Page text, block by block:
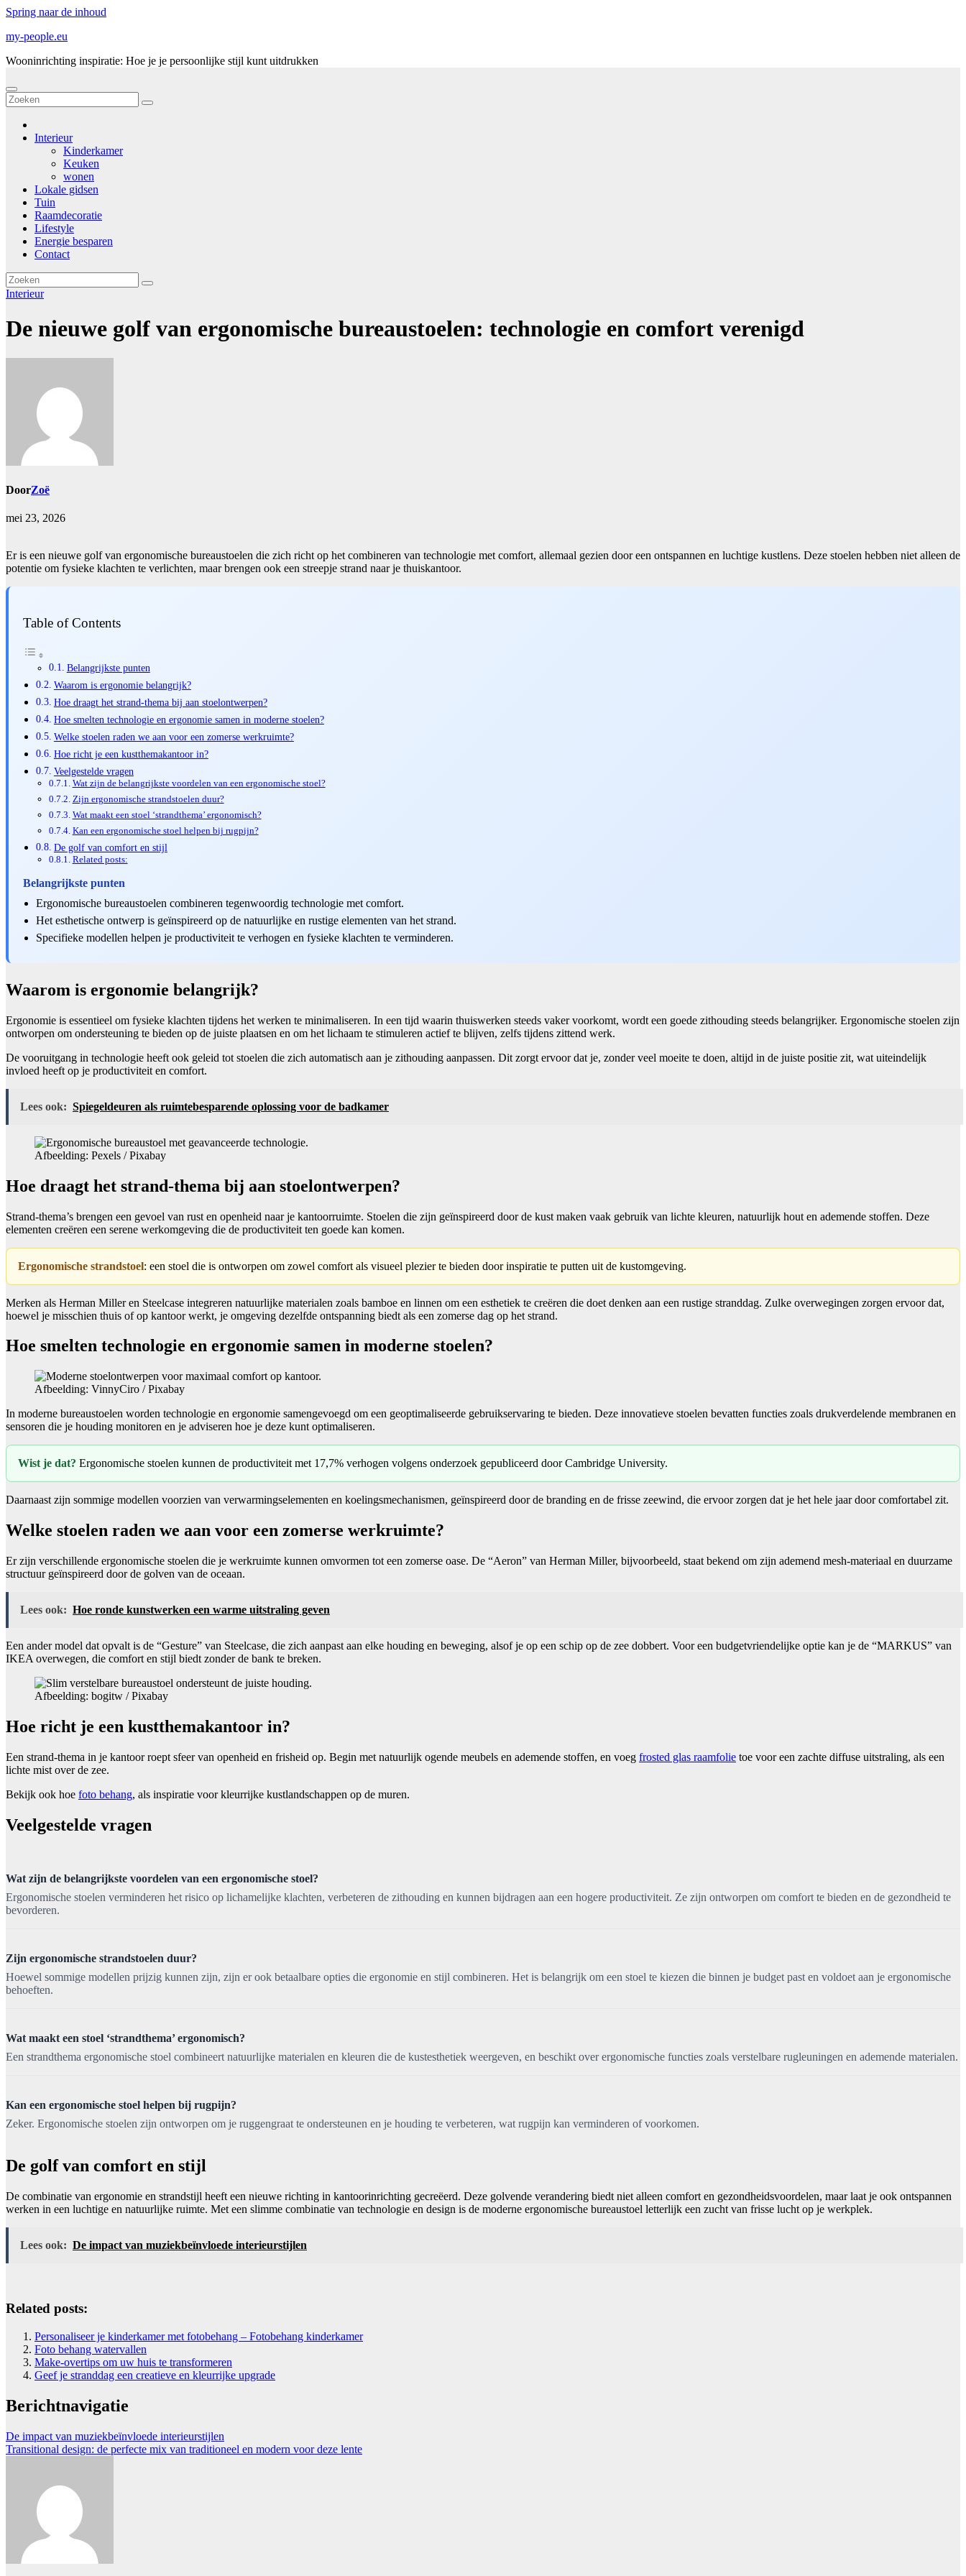
Spring naar de inhoud
my-people.eu
Wooninrichting inspiratie: Hoe je je persoonlijke stijl kunt uitdrukken
Interieur
Kinderkamer
Keuken
wonen
Lokale gidsen
Tuin
Raamdecoratie
Lifestyle
Energie besparen
Contact
Interieur
De nieuwe golf van ergonomische bureaustoelen: technologie en comfort verenigd
DoorZoë
mei 23, 2026
Er is een nieuwe golf van ergonomische bureaustoelen die zich richt op het combineren van technologie met comfort, allemaal gezien door een ontspannen en luchtige kustlens. Deze stoelen hebben niet alleen de
potentie om fysieke klachten te verlichten, maar brengen ook een streepje strand naar je thuiskantoor.
Table of Contents
Belangrijkste punten
Waarom is ergonomie belangrijk?
Hoe draagt het strand-thema bij aan stoelontwerpen?
Hoe smelten technologie en ergonomie samen in moderne stoelen?
Welke stoelen raden we aan voor een zomerse werkruimte?
Hoe richt je een kustthemakantoor in?
Veelgestelde vragen
Wat zijn de belangrijkste voordelen van een ergonomische stoel?
Zijn ergonomische strandstoelen duur?
Wat maakt een stoel ‘strandthema’ ergonomisch?
Kan een ergonomische stoel helpen bij rugpijn?
De golf van comfort en stijl
Related posts:
Belangrijkste punten
Ergonomische bureaustoelen combineren tegenwoordig technologie met comfort.
Het esthetische ontwerp is geïnspireerd op de natuurlijke en rustige elementen van het strand.
Specifieke modellen helpen je productiviteit te verhogen en fysieke klachten te verminderen.
Waarom is ergonomie belangrijk?
Ergonomie is essentieel om fysieke klachten tijdens het werken te minimaliseren. In een tijd waarin thuiswerken steeds vaker voorkomt, wordt een goede zithouding steeds belangrijker. Ergonomische stoelen zijn
ontworpen om ondersteuning te bieden op de juiste plaatsen en om het lichaam te stimuleren actief te blijven, zelfs tijdens zittend werk.
De vooruitgang in technologie heeft ook geleid tot stoelen die zich automatisch aan je zithouding aanpassen. Dit zorgt ervoor dat je, zonder veel moeite te doen, altijd in de juiste positie zit, wat uiteindelijk
invloed heeft op je productiviteit en comfort.
Lees ook: Spiegeldeuren als ruimtebesparende oplossing voor de badkamer
Afbeelding: Pexels / Pixabay
Hoe draagt het strand-thema bij aan stoelontwerpen?
Strand-thema’s brengen een gevoel van rust en openheid naar je kantoorruimte. Stoelen die zijn geïnspireerd door de kust maken vaak gebruik van lichte kleuren, natuurlijk hout en ademende stoffen. Deze
elementen creëren een serene werkomgeving die de productiviteit ten goede kan komen.
Ergonomische strandstoel: een stoel die is ontworpen om zowel comfort als visueel plezier te bieden door inspiratie te putten uit de kustomgeving.
Merken als Herman Miller en Steelcase integreren natuurlijke materialen zoals bamboe en linnen om een esthetiek te creëren die doet denken aan een rustige stranddag. Zulke overwegingen zorgen ervoor dat,
hoewel je misschien thuis of op kantoor werkt, je omgeving dezelfde ontspanning biedt als een zomerse dag op het strand.
Hoe smelten technologie en ergonomie samen in moderne stoelen?
Afbeelding: VinnyCiro / Pixabay
In moderne bureaustoelen worden technologie en ergonomie samengevoegd om een geoptimaliseerde gebruikservaring te bieden. Deze innovatieve stoelen bevatten functies zoals drukverdelende membranen en
sensoren die je houding monitoren en je adviseren hoe je deze kunt optimaliseren.
Wist je dat? Ergonomische stoelen kunnen de productiviteit met 17,7% verhogen volgens onderzoek gepubliceerd door Cambridge University.
Daarnaast zijn sommige modellen voorzien van verwarmingselementen en koelingsmechanismen, geïnspireerd door de branding en de frisse zeewind, die ervoor zorgen dat je het hele jaar door comfortabel zit.
Welke stoelen raden we aan voor een zomerse werkruimte?
Er zijn verschillende ergonomische stoelen die je werkruimte kunnen omvormen tot een zomerse oase. De “Aeron” van Herman Miller, bijvoorbeeld, staat bekend om zijn ademend mesh-materiaal en duurzame
structuur geïnspireerd door de golven van de oceaan.
Lees ook: Hoe ronde kunstwerken een warme uitstraling geven
Een ander model dat opvalt is de “Gesture” van Steelcase, die zich aanpast aan elke houding en beweging, alsof je op een schip op de zee dobbert. Voor een budgetvriendelijke optie kan je de “MARKUS” van
IKEA overwegen, die comfort en stijl biedt zonder de bank te breken.
Afbeelding: bogitw / Pixabay
Hoe richt je een kustthemakantoor in?
Een strand-thema in je kantoor roept sfeer van openheid en frisheid op. Begin met natuurlijk ogende meubels en ademende stoffen, en voeg frosted glas raamfolie toe voor een zachte diffuse uitstraling, als een
lichte mist over de zee.
Bekijk ook hoe foto behang, als inspiratie voor kleurrijke kustlandschappen op de muren.
Veelgestelde vragen
Wat zijn de belangrijkste voordelen van een ergonomische stoel?
Ergonomische stoelen verminderen het risico op lichamelijke klachten, verbeteren de zithouding en kunnen bijdragen aan een hogere productiviteit. Ze zijn ontworpen om comfort te bieden en de gezondheid te
bevorderen.
Zijn ergonomische strandstoelen duur?
Hoewel sommige modellen prijzig kunnen zijn, zijn er ook betaalbare opties die ergonomie en stijl combineren. Het is belangrijk om een stoel te kiezen die binnen je budget past en voldoet aan je ergonomische
behoeften.
Wat maakt een stoel ‘strandthema’ ergonomisch?
Een strandthema ergonomische stoel combineert natuurlijke materialen en kleuren die de kustesthetiek weergeven, en beschikt over ergonomische functies zoals verstelbare rugleuningen en ademende materialen.
Kan een ergonomische stoel helpen bij rugpijn?
Zeker. Ergonomische stoelen zijn ontworpen om je ruggengraat te ondersteunen en je houding te verbeteren, wat rugpijn kan verminderen of voorkomen.
De golf van comfort en stijl
De combinatie van ergonomie en strandstijl heeft een nieuwe richting in kantoorinrichting gecreëerd. Deze golvende verandering biedt niet alleen comfort en gezondheidsvoordelen, maar laat je ook ontspannen
werken in een luchtige en natuurlijke ruimte. Met een slimme combinatie van technologie en design is de moderne ergonomische bureaustoel letterlijk een zucht van frisse lucht op je werkplek.
Lees ook: De impact van muziekbeïnvloede interieurstijlen
Related posts:
Personaliseer je kinderkamer met fotobehang – Fotobehang kinderkamer
Foto behang watervallen
Make-overtips om uw huis te transformeren
Geef je stranddag een creatieve en kleurrijke upgrade
Berichtnavigatie
De impact van muziekbeïnvloede interieurstijlen
Transitional design: de perfecte mix van traditioneel en modern voor deze lente